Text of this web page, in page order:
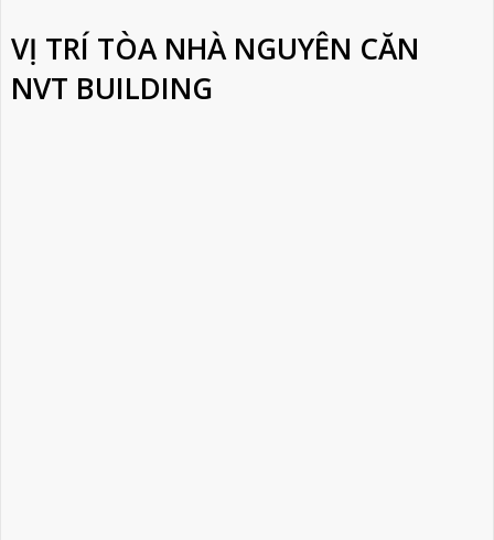
VỊ TRÍ TÒA NHÀ NGUYÊN CĂN
NVT BUILDING